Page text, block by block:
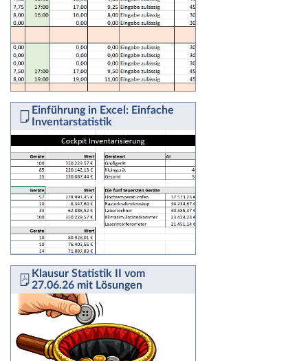
Einführung in Excel: Einfache
Inventarstatistik
Klausur Statistik II vom
27.06.26 mit Lösungen